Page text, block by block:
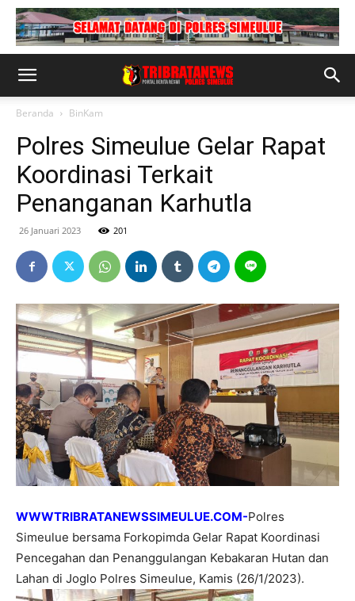
Beranda BinKam
Polres Simeulue Gelar Rapat
Koordinasi Terkait
Penanganan Karhutla
26 Januari 2023 201
WWWTRIBRATANEWSSIMEULUE.COM-Polres
Simeulue bersama Forkopimda Gelar Rapat Koordinasi
Pencegahan dan Penanggulangan Kebakaran Hutan dan
Lahan di Joglo Polres Simeulue, Kamis (26/1/2023).